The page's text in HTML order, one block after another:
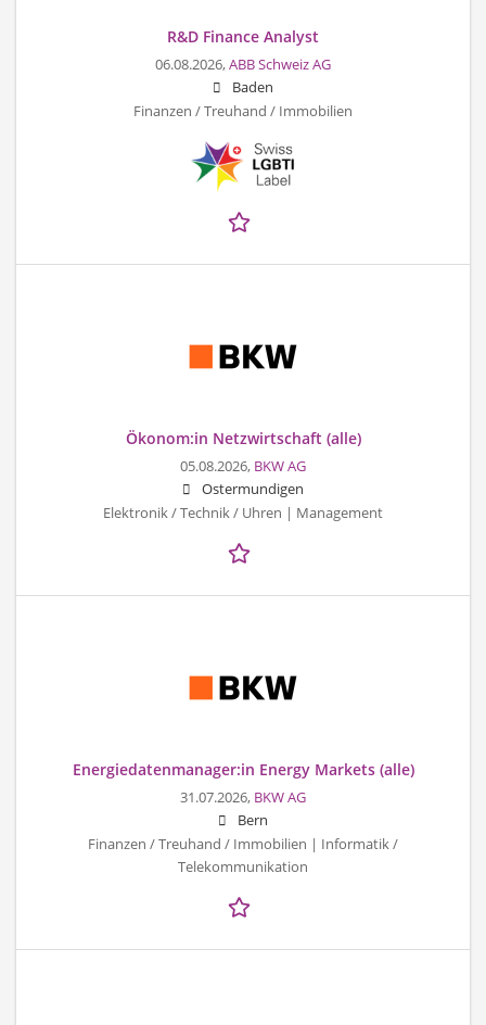
R&D Finance Analyst
06.08.2026,ABB Schweiz AG
Baden
Finanzen / Treuhand / Immobilien
Ökonom:in Netzwirtschaft (alle)
05.08.2026, BKW AG
Ostermundigen
Elektronik / Technik / Uhren | Management
Energiedatenmanager:in Energy Markets (alle)
31.07.2026, BKW AG
Bern
Finanzen / Treuhand / Immobilien | Informatik /
Telekommunikation